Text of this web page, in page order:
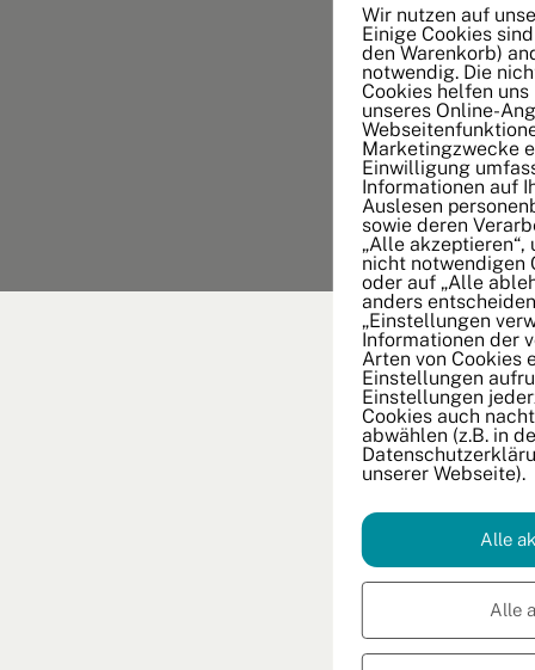
Wir nutzen auf
Einige Cookies
den Warenkorb)
notwendig. Die
Cookies helfen
unseres Online-
Marketingzwecke
Einwilligung
Informationen auf
Auslesen
sowie deren
„Alle akzeptieren“,
nicht notwendigen
oder auf „Alle
anders
„Einstellungen
Informationen der
Arten von Cookies
Einstellungen
Einstellungen
Cookies auch
abwählen (z.B. in
unserer Webseite).
Alle
Alle